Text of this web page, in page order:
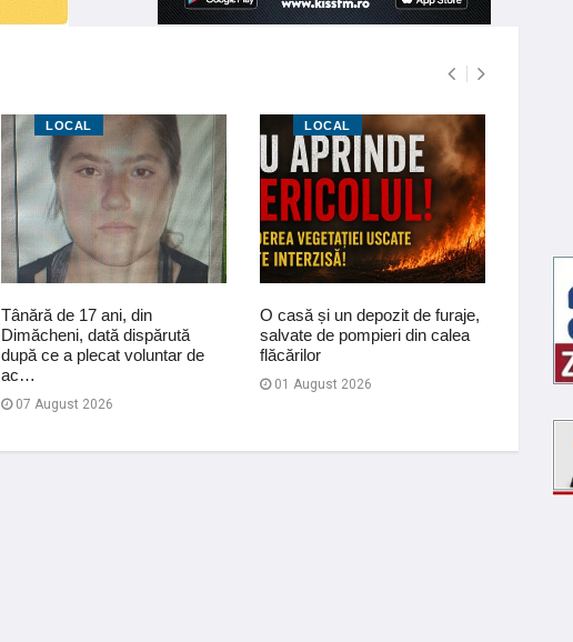
LOCAL
Tânără de 17 ani, din
Dimăcheni, dată dispărută
după ce a plecat voluntar de
ac…
07 August 2026
LOCAL
O casă și un depozit de furaje,
salvate de pompieri din calea
flăcărilor
01 August 2026
01